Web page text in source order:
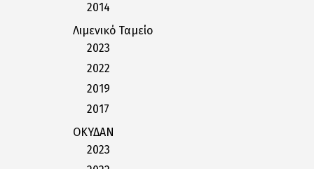
2014
Λιμενικό Ταμείο
2023
2022
2019
2017
ΟΚΥΔΑΝ
2023